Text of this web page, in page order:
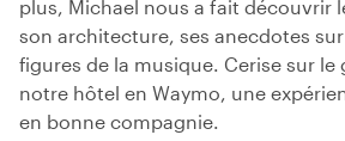
plus, Michael nous a fait découvrir
son architecture, ses anecdotes
figures de la musique. Cerise sur le
notre hôtel en Waymo, une
en bonne compagnie.